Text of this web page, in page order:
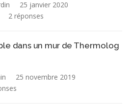
25 janvier 2020
2 réponses
dans un mur de Thermolog
25 novembre 2019